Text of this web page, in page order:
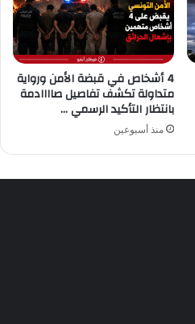
4 أشخاص في قبضة الأمن ورواية
متداولة تكشف تفاصيل صاااادمة
بانتظار التأكيد الرسمي …
منذ أسبوعين